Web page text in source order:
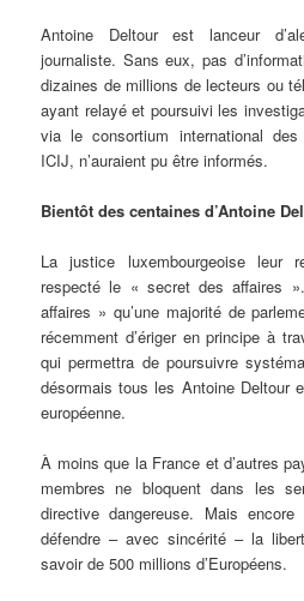
Antoine Deltour est lanceur
journaliste. Sans eux, pas
dizaines de millions de lecteurs ou
ayant relayé et poursuivi les
via le consortium international des
ICIJ, n’auraient pu être informés.
Bientôt des centaines d’Antoine
La justice luxembourgeoise leur
respecté le « secret des affaires
affaires » qu’une majorité de
récemment d’ériger en principe à
qui permettra de poursuivre
désormais tous les Antoine Deltour
européenne.
À moins que la France et d’autres
membres ne bloquent dans les
directive dangereuse. Mais
défendre – avec sincérité – la
savoir de 500 millions d’Européens.